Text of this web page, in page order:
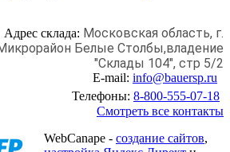
Адрес склада: Московская область, г.
Белые Столбы,владение
"Склады 104", стр 5/2
E-mail: info@bauersp.ru
Телефоны: 8-800-555-07-18
Смотреть все контакты
WebCanape - создание сайтов,